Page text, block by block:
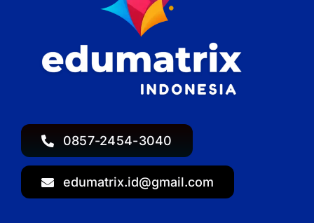
0857-2454-3040
edumatrix.id@gmail.com